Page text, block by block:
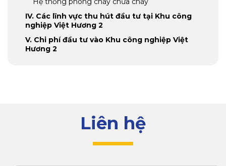
IV. Các lĩnh vực thu hút đầu tư tại Khu công
nghiệp Việt Hương 2
V. Chi phí đầu tư vào Khu công nghiệp Việt
Hương 2
Khu công nghiệp Việt Hương 2
Liên hệ